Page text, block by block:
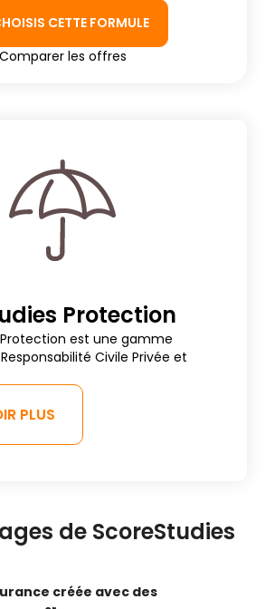
CETTE FORMULE
Comparer les offres
Protection
est une gamme
Civile Privée et
PLUS
de ScoreStudies
créée avec des